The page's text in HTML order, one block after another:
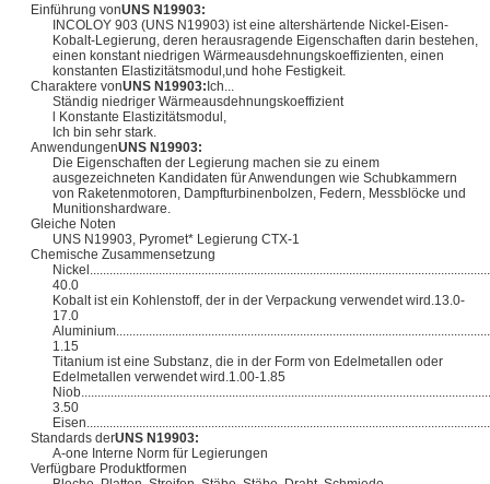
Einführung vonUNS N19903:
INCOLOY 903 (UNS N19903) ist eine altershärtende Nickel-Eisen-
Kobalt-Legierung, deren herausragende Eigenschaften darin bestehen,
einen konstant niedrigen Wärmeausdehnungskoeffizienten, einen
konstanten Elastizitätsmodul,und hohe Festigkeit.
Charaktere vonUNS N19903:Ich...
Ständig niedriger Wärmeausdehnungskoeffizient
l Konstante Elastizitätsmodul,
Ich bin sehr stark.
AnwendungenUNS N19903:
Die Eigenschaften der Legierung machen sie zu einem
ausgezeichneten Kandidaten für Anwendungen wie Schubkammern
von Raketenmotoren, Dampfturbinenbolzen, Federn, Messblöcke und
Munitionshardware.
Gleiche Noten
UNS N19903, Pyromet* Legierung CTX-1
Chemische Zusammensetzung
40.0
Kobalt ist ein Kohlenstoff, der in der Verpackung verwendet wird.13.0-
17.0
1.15
Titanium ist eine Substanz, die in der Form von Edelmetallen oder
Edelmetallen verwendet wird.1.00-1.85
3.50
Standards derUNS N19903:
A-one Interne Norm für Legierungen
Verfügbare Produktformen